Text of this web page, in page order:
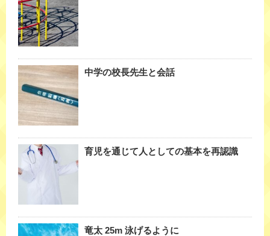
中学の校長先生と会話
育児を通じて人としての基本を再認識
竜太 25m 泳げるように